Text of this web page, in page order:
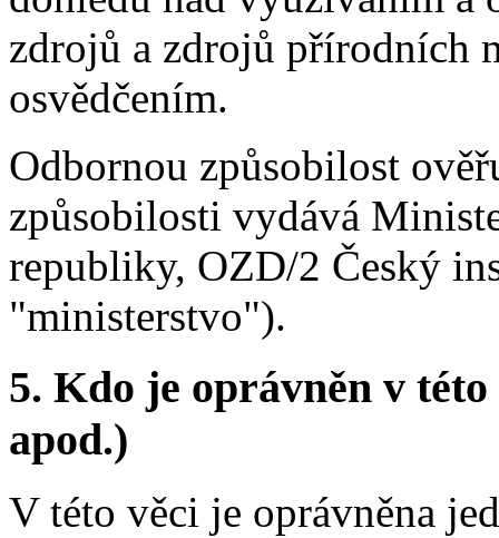
zdrojů a zdrojů přírodních
osvědčením.
Odbornou způsobilost
způsobilosti vydává
republiky, OZD/2 Český
"ministerstvo").
5. Kdo je oprávněn v
apod.)
V této věci je oprávněna